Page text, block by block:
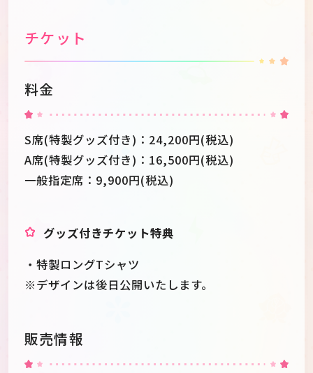
チケット
料金
S席(特製グッズ付き)：24,200円(税込)
A席(特製グッズ付き)：16,500円(税込)
一般指定席：9,900円(税込)
グッズ付きチケット特典
・特製ロングTシャツ
※デザインは後日公開いたします。
販売情報